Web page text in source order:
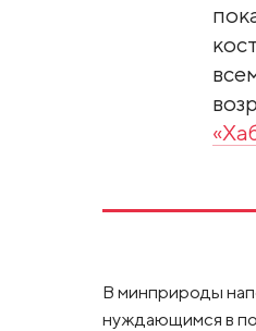
В минприроды
нуждающимся в